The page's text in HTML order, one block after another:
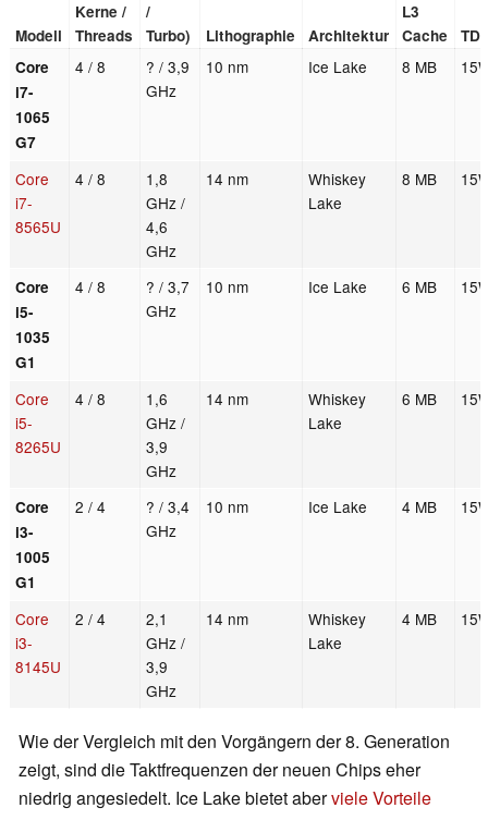
Modell
Kerne /
Threads
/
Turbo)
Lithographie Architektur
L3
Cache
Core
i7-
1065
G7
4 / 8
? / 3,9
GHz
10 nm Ice Lake 8 MB
Core
i7-
8565U
4 / 8
1,8
GHz /
4,6
GHz
14 nm
Whiskey
Lake
8 MB
Core
i5-
1035
G1
4 / 8
? / 3,7
GHz
10 nm Ice Lake 6 MB
Core
i5-
8265U
4 / 8
1,6
GHz /
3,9
GHz
14 nm
Whiskey
Lake
6 MB
Core
i3-
1005
G1
2 / 4
? / 3,4
GHz
10 nm Ice Lake 4 MB
Core
i3-
8145U
2 / 4
2,1
GHz /
3,9
GHz
14 nm
Whiskey
Lake
4 MB
Wie der Vergleich mit den Vorgängern der 8. Generation
zeigt, sind die Taktfrequenzen der neuen Chips eher
niedrig angesiedelt. Ice Lake bietet aberviele Vorteile